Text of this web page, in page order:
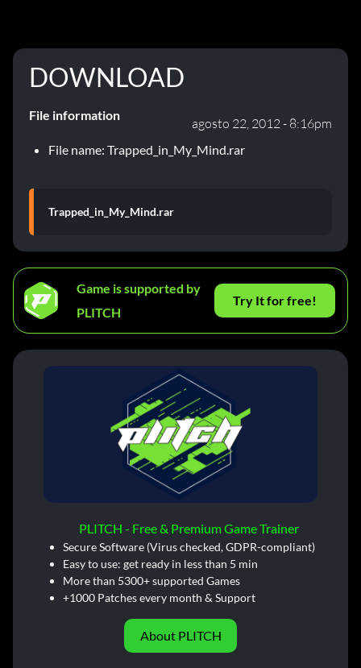
DOWNLOAD
File information
agosto 22, 2012 - 8:16pm
File name: Trapped_in_My_Mind.rar
Trapped_in_My_Mind.rar
Game is supported by
PLITCH
Try It for free!
PLITCH - Free & Premium Game Trainer
Secure Software (Virus checked, GDPR-compliant)
Easy to use: get ready in less than 5 min
More than 5300+ supported Games
+1000 Patches every month & Support
About PLITCH